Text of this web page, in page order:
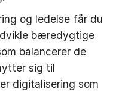
og ledelse får du
bæredygtige
balancerer de
sig til
digitalisering som